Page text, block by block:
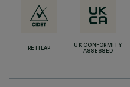
RETILAP
UK CONFORMITY
ASSESSED